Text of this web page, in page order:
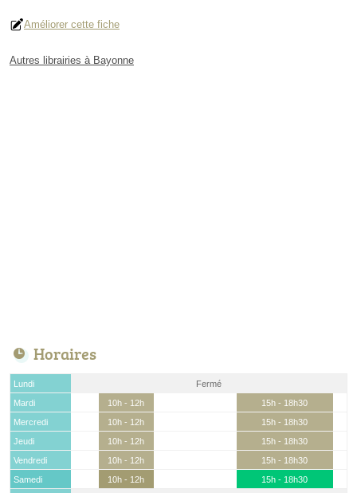
Améliorer cette fiche
Autres librairies à Bayonne
Horaires
Lundi
Fermé
Mardi
10h - 12h
15h - 18h30
Mercredi
10h - 12h
15h - 18h30
Jeudi
10h - 12h
15h - 18h30
Vendredi
10h - 12h
15h - 18h30
Samedi
10h - 12h
15h - 18h30